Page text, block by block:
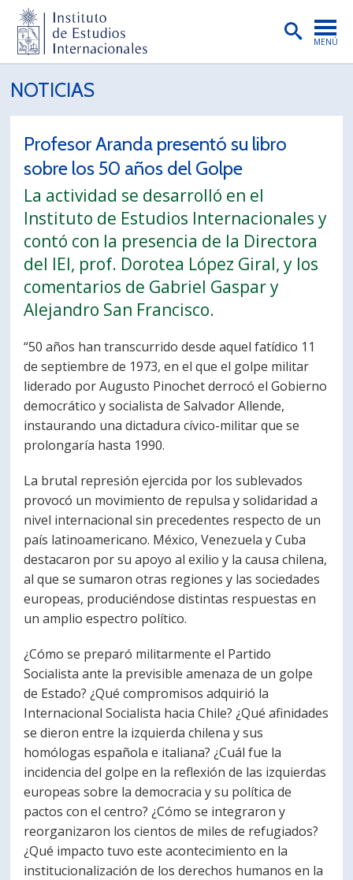
MENÚ
INSTITUTO
PREGRADO
POSTGRADO
INVESTIGACIÓN
EXTENSIÓN
PUBLICACIONES
BIBLIOTECA
ENGLISH
PORTUGUÊS
Postulantes
Estudiantes
Académicos
Egresados
NOTICIAS
Profesor Aranda presentó su libro
sobre los 50 años del Golpe
La actividad se desarrolló en el
Instituto de Estudios Internacionales y
contó con la presencia de la Directora
del IEI, prof. Dorotea López Giral, y los
comentarios de Gabriel Gaspar y
Alejandro San Francisco.
“50 años han transcurrido desde aquel fatídico 11
de septiembre de 1973, en el que el golpe militar
liderado por Augusto Pinochet derrocó el Gobierno
democrático y socialista de Salvador Allende,
instaurando una dictadura cívico-militar que se
prolongaría hasta 1990.
La brutal represión ejercida por los sublevados
provocó un movimiento de repulsa y solidaridad a
nivel internacional sin precedentes respecto de un
país latinoamericano. México, Venezuela y Cuba
destacaron por su apoyo al exilio y la causa chilena,
al que se sumaron otras regiones y las sociedades
europeas, produciéndose distintas respuestas en
un amplio espectro político.
¿Cómo se preparó militarmente el Partido
Socialista ante la previsible amenaza de un golpe
de Estado? ¿Qué compromisos adquirió la
Internacional Socialista hacia Chile? ¿Qué afinidades
se dieron entre la izquierda chilena y sus
homólogas española e italiana? ¿Cuál fue la
incidencia del golpe en la reflexión de las izquierdas
europeas sobre la democracia y su política de
pactos con el centro? ¿Cómo se integraron y
reorganizaron los cientos de miles de refugiados?
¿Qué impacto tuvo este acontecimiento en la
institucionalización de los derechos humanos en la